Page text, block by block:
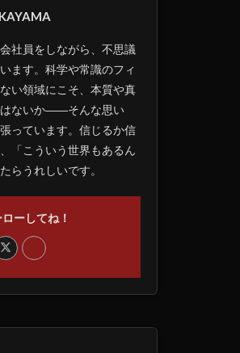
社員をしながら、不思議
ます。科学や常識のフィ
い領域にこそ、本質や真
はないか――そんな思い
っています。信じるか信
「こういう世界もあるん
らうれしいです。
ーしてね！